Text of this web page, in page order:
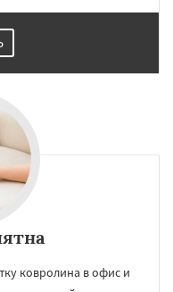
ковролина в офис и